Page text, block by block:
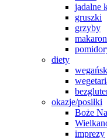
jadalne
gruszki
grzyby
makaron
diety
okazje/posiłki
Boże
imprezy